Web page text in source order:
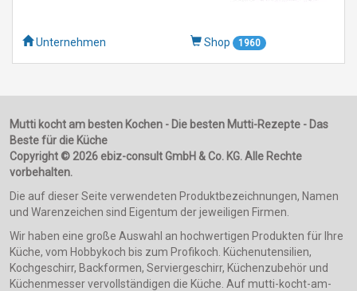
Unternehmen Shop 1960
Mutti kocht am besten Kochen - Die besten Mutti-Rezepte - Das
Beste für die Küche
Copyright © 2026 ebiz-consult GmbH & Co. KG. Alle Rechte
vorbehalten.
Die auf dieser Seite verwendeten Produktbezeichnungen, Namen
und Warenzeichen sind Eigentum der jeweiligen Firmen.
Wir haben eine große Auswahl an hochwertigen Produkten für Ihre
Küche, vom Hobbykoch bis zum Profikoch. Küchenutensilien,
Kochgeschirr, Backformen, Serviergeschirr, Küchenzubehör und
Küchenmesser vervollständigen die Küche. Auf mutti-kocht-am-